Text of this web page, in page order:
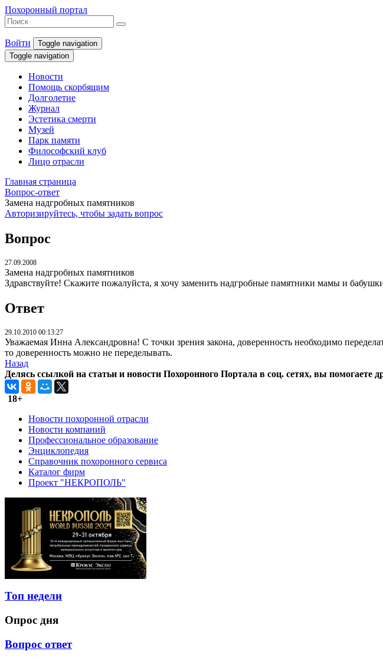
Похоронный портал
Войти
Toggle navigation
Toggle navigation
Новости
Помощь скорбящим
Долголетие
Журнал
Эстетика смерти
Музей
Парк памяти
Философский клуб
Лицо отрасли
Главная страница
Вопрос-ответ
Замена надгробных памятников
Авторизируйтесь, чтобы задать вопрос
Вопрос
27.09.2008
Замена надгробных памятников
Здравствуйте! Скажите пожалуйста, я хочу заменить надгробные памятники мамы и
Ответ
29.10.2010 00:13:27
Уважаемая Инна Александровна! С точки зрения закона, доверенность необходимо
то доверенность можно не переделывать.
Назад
Делясь ссылкой на статьи и новости Похоронного Портала в соц. сетях, вы помогаете
18+
Новости похоронной отрасли
Новости компаний
Профессиональное образование
Энциклопедия
Справочник похоронного сервиса
Каталог фирм
Проект "НЕКРОПОЛЬ"
Топ недели
Опрос дня
Вопрос ответ